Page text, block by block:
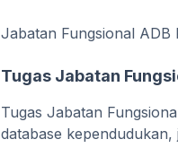
Jabatan Fungsional
Tugas Jabatan
Tugas Jabatan
database